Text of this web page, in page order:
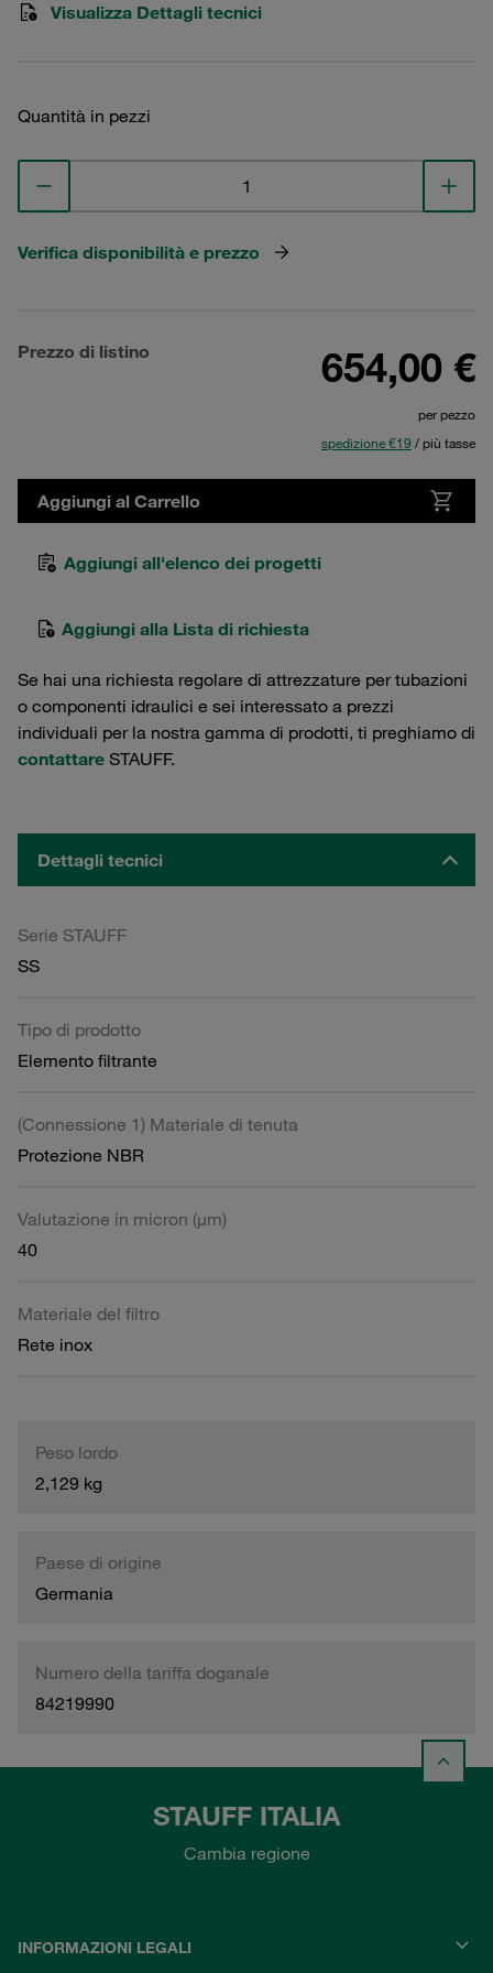
Visualizza Dettagli tecnici
Quantità in pezzi
Verifica disponibilità e prezzo
Prezzo di listino 654,00 €
per pezzo
spedizione €19 / più tasse
Aggiungi al Carrello
Aggiungi all'elenco dei progetti
Aggiungi alla Lista di richiesta
Se hai una richiesta regolare di attrezzature per tubazioni
o componenti idraulici e sei interessato a prezzi
individuali per la nostra gamma di prodotti, ti preghiamo di
contattare STAUFF.
Dettagli tecnici
Serie STAUFF
SS
Tipo di prodotto
Elemento filtrante
(Connessione 1) Materiale di tenuta
Protezione NBR
Valutazione in micron (µm)
40
Materiale del filtro
Rete inox
Peso lordo
2,129 kg
Paese di origine
Germania
Numero della tariffa doganale
84219990
STAUFF ITALIA
Cambia regione
INFORMAZIONI LEGALI